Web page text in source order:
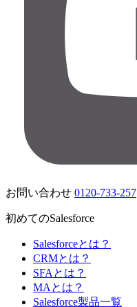
お問い合わせ 0120-733-257
初めてのSalesforce
Salesforceとは？
CRMとは？
SFAとは？
MAとは？
Salesforce製品一覧